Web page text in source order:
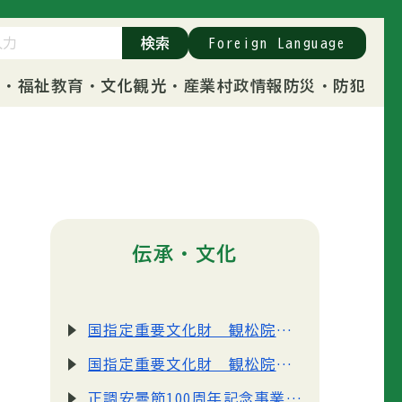
福祉教育・文化観光・産業村政情報 防災・防犯
検索 Foreign Language
伝承・文化
国指定重要文化財 観松院「銅造菩薩半跏像（どうぞうぼさつはんかぞう）」の一般公開について（ご来場御礼）
国指定重要文化財 観松院「銅造菩薩半跏像」拝観料の改定のお知らせ
正調安曇節100周年記念事業「正調安曇節作詞募集」結果発表